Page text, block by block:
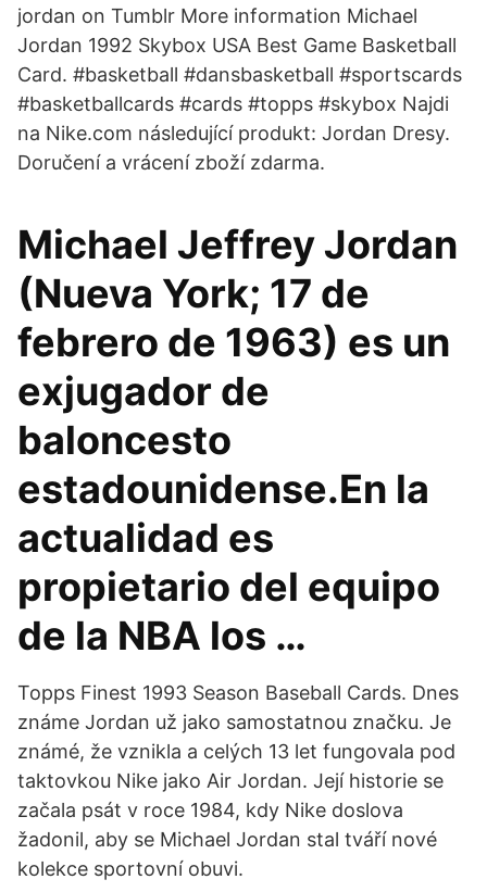
jordan on Tumblr More information Michael
Jordan 1992 Skybox USA Best Game Basketball
Card. #basketball #dansbasketball #sportscards
#basketballcards #cards #topps #skybox Najdi
na Nike.com následující produkt: Jordan Dresy.
Doručení a vrácení zboží zdarma.
Michael Jeffrey Jordan
(Nueva York; 17 de
febrero de 1963) es un
exjugador de
baloncesto
estadounidense.En la
actualidad es
propietario del equipo
de la NBA los …
Topps Finest 1993 Season Baseball Cards. Dnes
známe Jordan už jako samostatnou značku. Je
známé, že vznikla a celých 13 let fungovala pod
taktovkou Nike jako Air Jordan. Její historie se
začala psát v roce 1984, kdy Nike doslova
žadonil, aby se Michael Jordan stal tváří nové
kolekce sportovní obuvi.